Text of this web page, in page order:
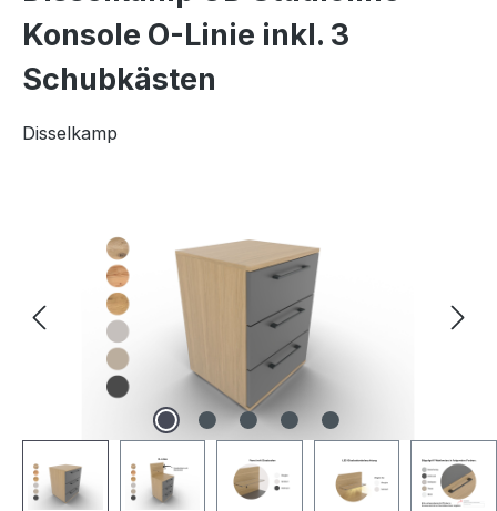
Konsole O-Linie inkl. 3
Schubkästen
Disselkamp